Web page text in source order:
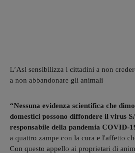
L’Asl sensibilizza i cittadini a non
a non abbandonare gli animali
“Nessuna evidenza scientifica che
domestici possono diffondere il virus
responsabile della pandemia COVID-
a quattro zampe con la cura e l'affetto
Con questo appello ai proprietari di